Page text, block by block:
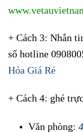
+ Cách 3: Nhắn
số hotline
Hỏa Giá Rẻ
+ Cách 4: ghé
Văn phòng: